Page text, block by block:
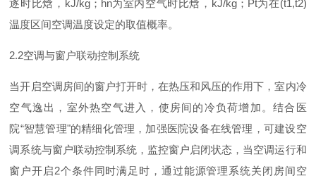
逐时比焓 ， kJ/kg； hn为室内空气时比焓 ， kJ/kg； Pt为在(t1,t2)
温度区间空调温度设定的取值概率。
2.2空调与窗户联动控制系统
当开启空调房间的窗户打开时，在热压和风压的作用下，室内冷
空气逸出，室外热空气进入，使房间的冷负荷增加。结合医
院“智慧管理"的精细化管理，加强医院设备在线管理，可建设空
调系统与窗户联动控制系统，监控窗户启闭状态，当空调运行和
窗户开启2个条件同时满足时，通过能源管理系统关闭房间空